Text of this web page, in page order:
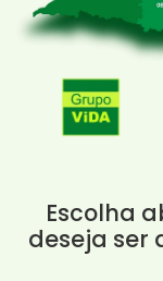
Escolha
deseja ser